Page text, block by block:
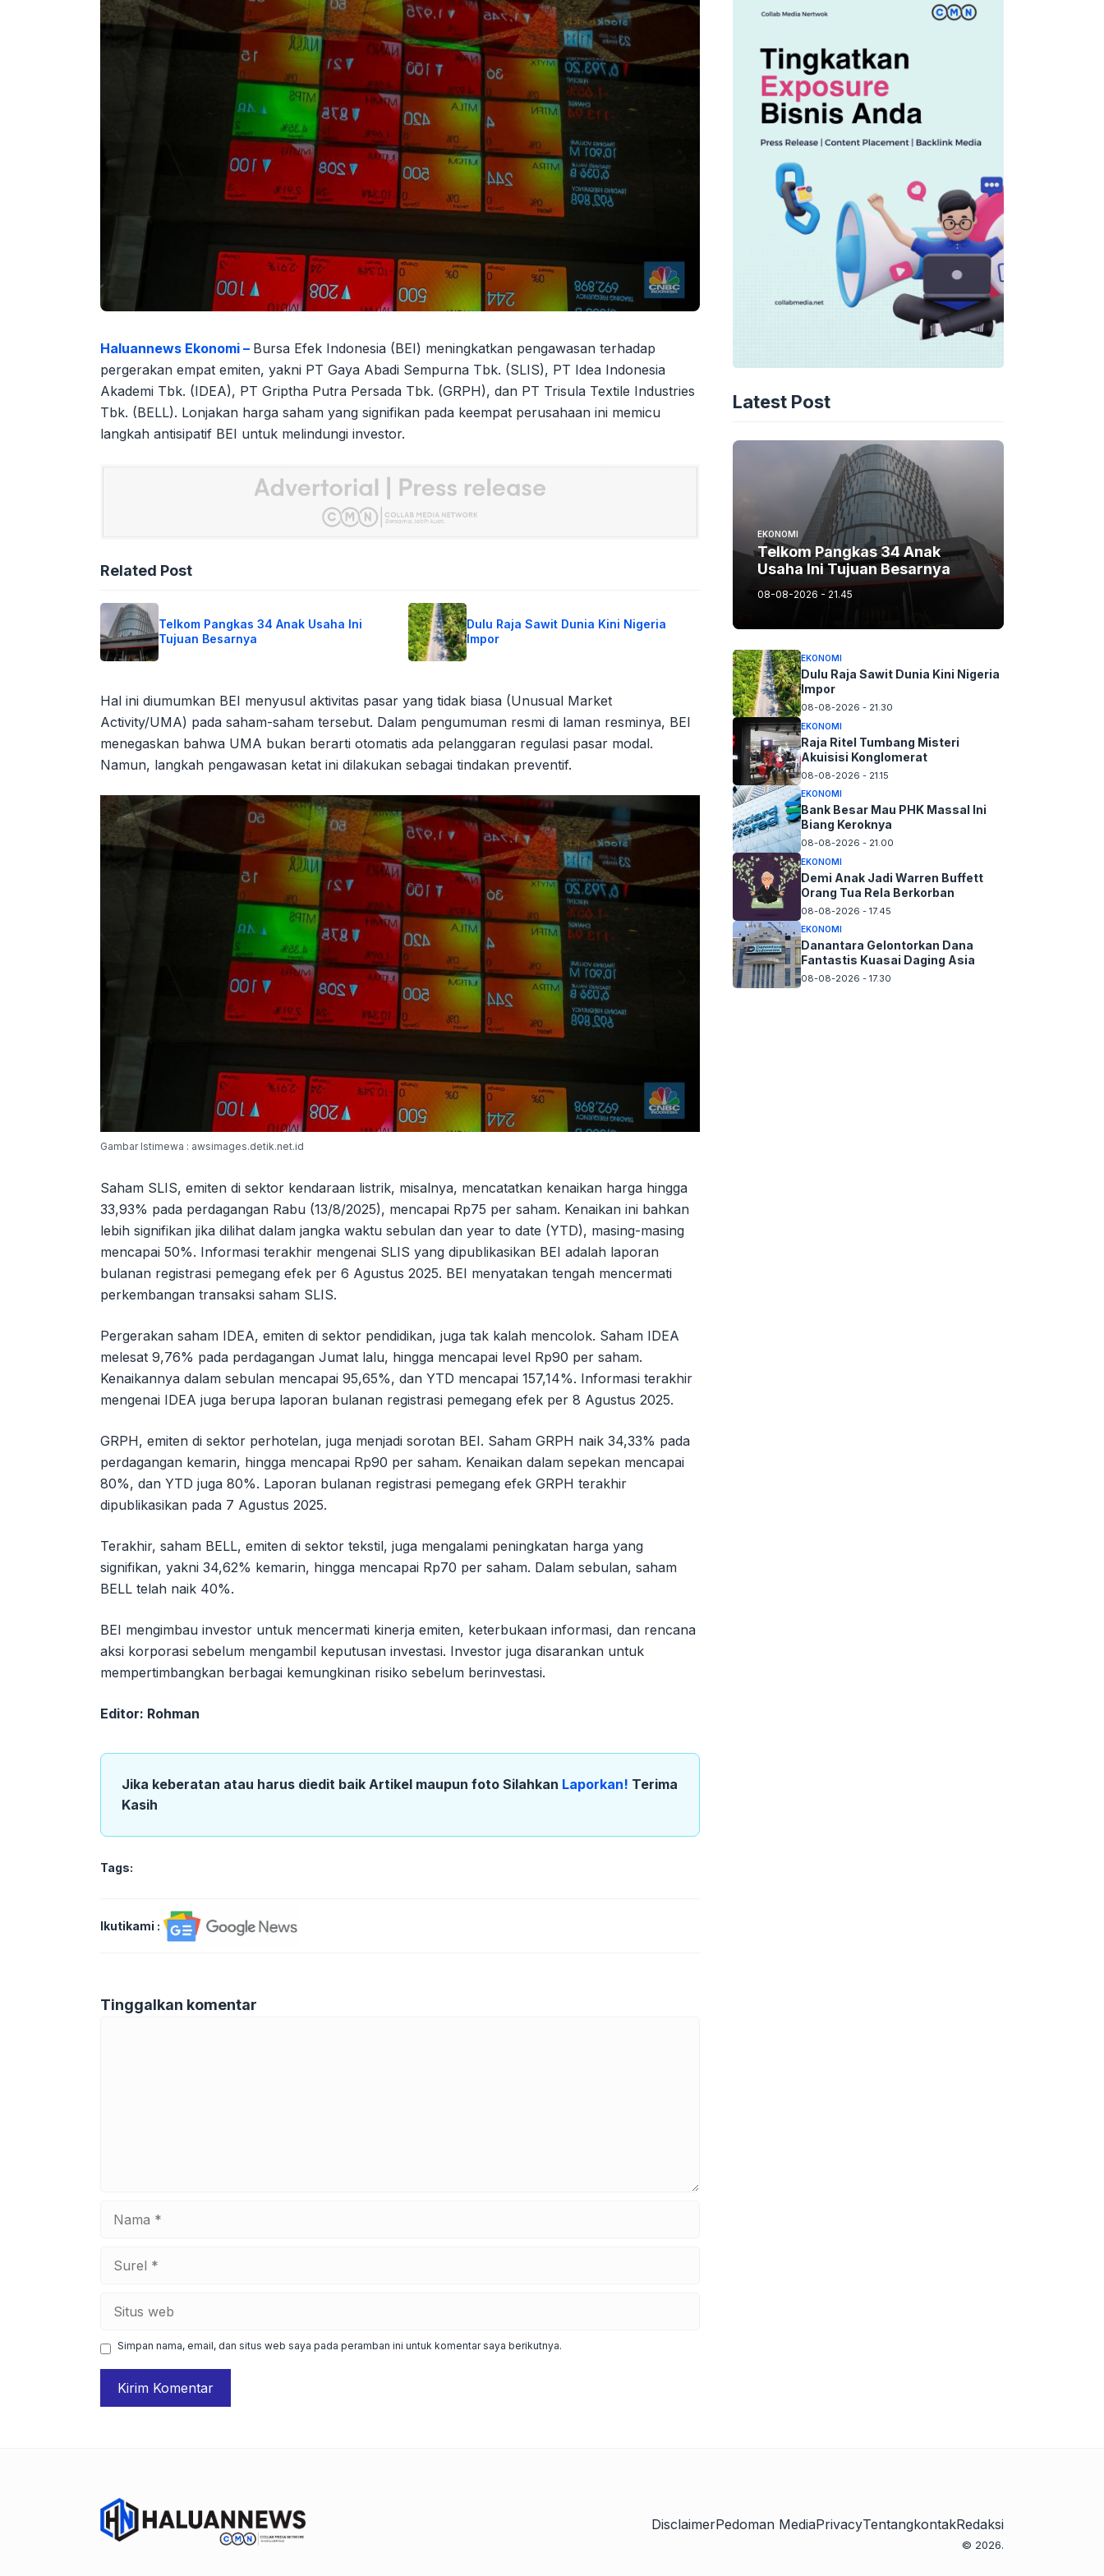
Haluannews Ekonomi – Bursa Efek Indonesia (BEI) meningkatkan pengawasan terhadap
pergerakan empat emiten, yakni PT Gaya Abadi Sempurna Tbk. (SLIS), PT Idea Indonesia
Akademi Tbk. (IDEA), PT Griptha Putra Persada Tbk. (GRPH), dan PT Trisula Textile Industries
Tbk. (BELL). Lonjakan harga saham yang signifikan pada keempat perusahaan ini memicu
langkah antisipatif BEI untuk melindungi investor.
Related Post
Telkom Pangkas 34 Anak Usaha Ini
Tujuan Besarnya
Dulu Raja Sawit Dunia Kini Nigeria
Impor
Hal ini diumumkan BEI menyusul aktivitas pasar yang tidak biasa (Unusual Market
Activity/UMA) pada saham-saham tersebut. Dalam pengumuman resmi di laman resminya, BEI
menegaskan bahwa UMA bukan berarti otomatis ada pelanggaran regulasi pasar modal.
Namun, langkah pengawasan ketat ini dilakukan sebagai tindakan preventif.
Gambar Istimewa : awsimages.detik.net.id
Saham SLIS, emiten di sektor kendaraan listrik, misalnya, mencatatkan kenaikan harga hingga
33,93% pada perdagangan Rabu (13/8/2025), mencapai Rp75 per saham. Kenaikan ini bahkan
lebih signifikan jika dilihat dalam jangka waktu sebulan dan year to date (YTD), masing-masing
mencapai 50%. Informasi terakhir mengenai SLIS yang dipublikasikan BEI adalah laporan
bulanan registrasi pemegang efek per 6 Agustus 2025. BEI menyatakan tengah mencermati
perkembangan transaksi saham SLIS.
Pergerakan saham IDEA, emiten di sektor pendidikan, juga tak kalah mencolok. Saham IDEA
melesat 9,76% pada perdagangan Jumat lalu, hingga mencapai level Rp90 per saham.
Kenaikannya dalam sebulan mencapai 95,65%, dan YTD mencapai 157,14%. Informasi terakhir
mengenai IDEA juga berupa laporan bulanan registrasi pemegang efek per 8 Agustus 2025.
GRPH, emiten di sektor perhotelan, juga menjadi sorotan BEI. Saham GRPH naik 34,33% pada
perdagangan kemarin, hingga mencapai Rp90 per saham. Kenaikan dalam sepekan mencapai
80%, dan YTD juga 80%. Laporan bulanan registrasi pemegang efek GRPH terakhir
dipublikasikan pada 7 Agustus 2025.
Terakhir, saham BELL, emiten di sektor tekstil, juga mengalami peningkatan harga yang
signifikan, yakni 34,62% kemarin, hingga mencapai Rp70 per saham. Dalam sebulan, saham
BELL telah naik 40%.
BEI mengimbau investor untuk mencermati kinerja emiten, keterbukaan informasi, dan rencana
aksi korporasi sebelum mengambil keputusan investasi. Investor juga disarankan untuk
mempertimbangkan berbagai kemungkinan risiko sebelum berinvestasi.
Editor: Rohman
Jika keberatan atau harus diedit baik Artikel maupun foto Silahkan Laporkan! Terima
Kasih
Tags:
Ikutikami :
Tinggalkan komentar
Simpan nama, email, dan situs web saya pada peramban ini untuk komentar saya berikutnya.
Latest Post
EKONOMI
Telkom Pangkas 34 Anak
Usaha Ini Tujuan Besarnya
08-08-2026 - 21.45
EKONOMI
Dulu Raja Sawit Dunia Kini Nigeria
Impor
08-08-2026 - 21.30
EKONOMI
Raja Ritel Tumbang Misteri
Akuisisi Konglomerat
08-08-2026 - 21.15
EKONOMI
Bank Besar Mau PHK Massal Ini
Biang Keroknya
08-08-2026 - 21.00
EKONOMI
Demi Anak Jadi Warren Buffett
Orang Tua Rela Berkorban
08-08-2026 - 17.45
EKONOMI
Danantara Gelontorkan Dana
Fantastis Kuasai Daging Asia
08-08-2026 - 17.30
DisclaimerPedoman MediaPrivacyTentangkontakRedaksi
© 2026.